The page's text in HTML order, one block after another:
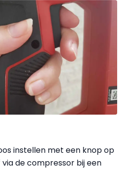
instellen met een knop op
de compressor bij een